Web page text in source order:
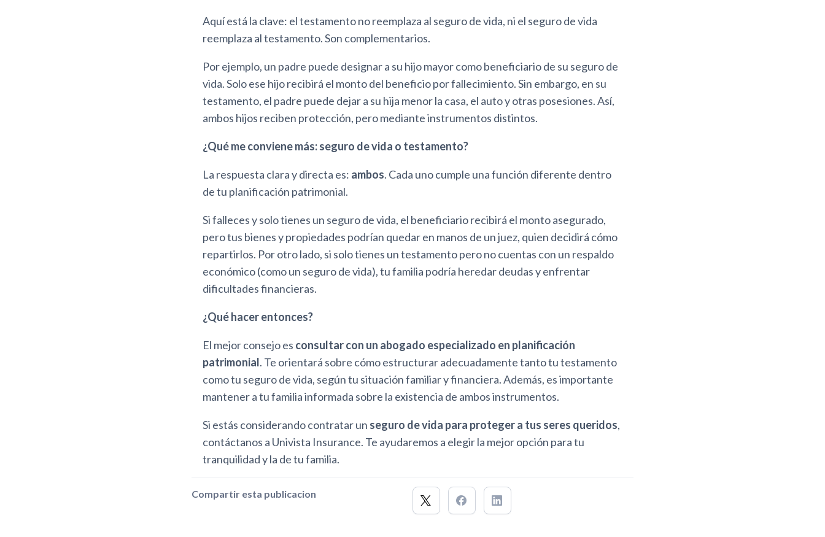
Aquí está la clave: el testamento no reemplaza al seguro de vida, ni el seguro de vida
reemplaza al testamento. Son complementarios.
Por ejemplo, un padre puede designar a su hijo mayor como beneficiario de su seguro de
vida. Solo ese hijo recibirá el monto del beneficio por fallecimiento. Sin embargo, en su
testamento, el padre puede dejar a su hija menor la casa, el auto y otras posesiones. Así,
ambos hijos reciben protección, pero mediante instrumentos distintos.
¿Qué me conviene más: seguro de vida o testamento?
La respuesta clara y directa es: ambos. Cada uno cumple una función diferente dentro
de tu planificación patrimonial.
Si falleces y solo tienes un seguro de vida, el beneficiario recibirá el monto asegurado,
pero tus bienes y propiedades podrían quedar en manos de un juez, quien decidirá cómo
repartirlos. Por otro lado, si solo tienes un testamento pero no cuentas con un respaldo
económico (como un seguro de vida), tu familia podría heredar deudas y enfrentar
dificultades financieras.
¿Qué hacer entonces?
El mejor consejo es consultar con un abogado especializado en planificación
patrimonial. Te orientará sobre cómo estructurar adecuadamente tanto tu testamento
como tu seguro de vida, según tu situación familiar y financiera. Además, es importante
mantener a tu familia informada sobre la existencia de ambos instrumentos.
Si estás considerando contratar un seguro de vida para proteger a tus seres queridos,
contáctanos a Univista Insurance. Te ayudaremos a elegir la mejor opción para tu
tranquilidad y la de tu familia.
Compartir esta publicacion